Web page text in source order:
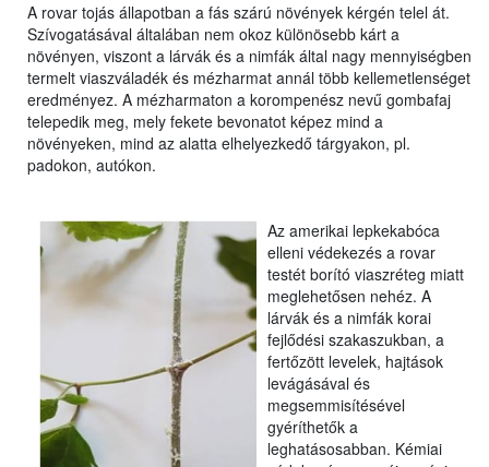
A rovar tojás állapotban a fás szárú növények kérgén telel át.
Szívogatásával általában nem okoz különösebb kárt a
növényen, viszont a lárvák és a nimfák által nagy mennyiségben
termelt viaszváladék és mézharmat annál több kellemetlenséget
eredményez. A mézharmaton a korompenész nevű gombafaj
telepedik meg, mely fekete bevonatot képez mind a
növényeken, mind az alatta elhelyezkedő tárgyakon, pl.
padokon, autókon.
Az amerikai lepkekabóca
elleni védekezés a rovar
testét borító viaszréteg miatt
meglehetősen nehéz. A
lárvák és a nimfák korai
fejlődési szakaszukban, a
fertőzött levelek, hajtások
levágásával és
megsemmisítésével
gyéríthetők a
leghatásosabban. Kémiai